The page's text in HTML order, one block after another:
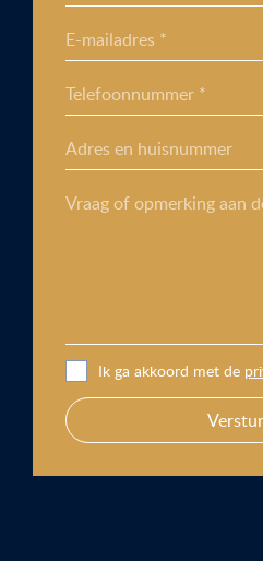
E-mailadres *
Telefoonnummer *
Adres en huisnummer
Vraag of opmerking aan
Ik ga akkoord met de